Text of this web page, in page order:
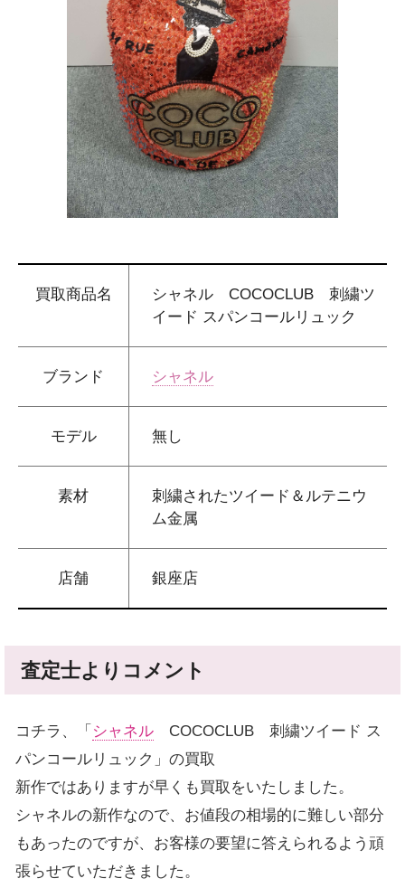
買取商品名
シャネル COCOCLUB 刺繍ツ
イード スパンコールリュック
ブランド シャネル
モデル 無し
素材
刺繍されたツイード＆ルテニウ
ム金属
店舗 銀座店
査定士よりコメント
コチラ、「 シャネル COCOCLUB 刺繍ツイード ス
パンコールリュック」の買取
新作ではありますが早くも買取をいたしました。
シャネルの新作なので、お値段の相場的に難しい部分
もあったのですが、お客様の要望に答えられるよう頑
張らせていただきました。